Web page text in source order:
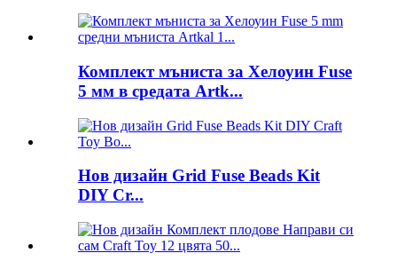
Комплект мъниста за Хелоуин Fuse
5 мм в средата Artk...
Нов дизайн Grid Fuse Beads Kit
DIY Cr...